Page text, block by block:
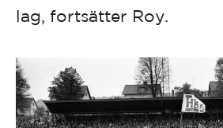
lag, fortsätter Roy.